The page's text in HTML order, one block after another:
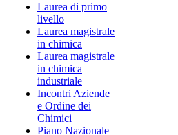
Laurea di primo
livello
Laurea magistrale
in chimica
Laurea magistrale
in chimica
industriale
Incontri Aziende
e Ordine dei
Chimici
Piano Nazionale